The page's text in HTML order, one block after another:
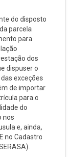
do disposto
parcela
para
dos
dispuser o
exceções
de importar
para o
do
nos
e, ainda,
no Cadastro